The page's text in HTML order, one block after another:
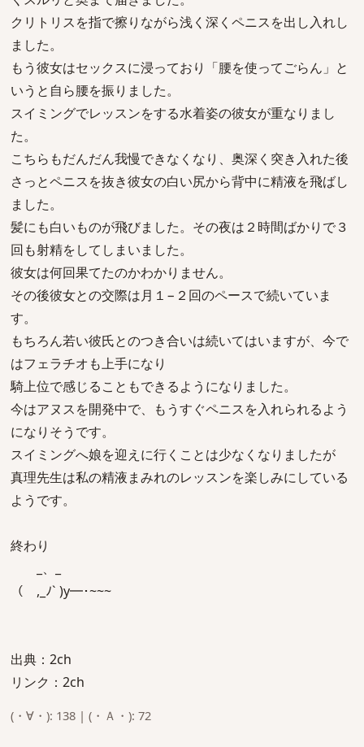
クリトリスを指で擦りながら浅く深くペニスを出し入れし
ました。
もう彼女はセックスに浸っており「腰を使ってごらん」と
いうと自ら腰を振りました。
スイミングでレッスンをする水着姿の彼女が重なりまし
た。
こちらもだんだん我慢できなくなり、奥深く突き入れた後
さっとペニスを抜き彼女の白い尻から背中に精液を飛ばし
ました。
髪にも白いものが飛びました。その夜は２時間ばかりで３
回も射精をしてしまいました。
彼女は何回果てたのかわかりません。
その後彼女との交際は月１−２回のペースで続いていま
す。
もちろん若い彼氏とのつき合いは続いてはいますが、今で
はフェラチオも上手になり
騎上位で感じることもできるようになりました。
今はアヌスを開発中で、もうすぐペニスを入れられるよう
になりそうです。
スイミングへ娘を迎えに行くことは少なくなりましたが
真理先生は私の精液まみれのレッスンを楽しみにしている
ようです。
終わり
_、_
（ ,_ﾉ` )y━･~~~
出典：2ch
リンク：2ch
(・∀・): 138 | (・Ａ・): 72